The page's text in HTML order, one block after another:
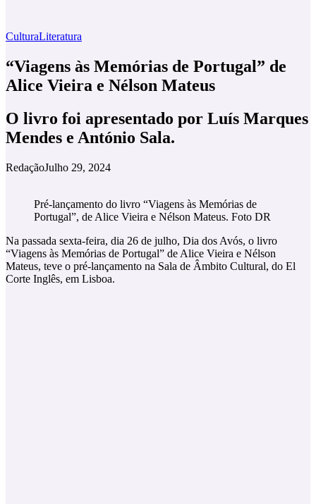
CulturaLiteratura
“Viagens às Memórias de Portugal” de
Alice Vieira e Nélson Mateus
O livro foi apresentado por Luís Marques
Mendes e António Sala.
RedaçãoJulho 29, 2024
Pré-lançamento do livro “Viagens às Memórias de
Portugal”, de Alice Vieira e Nélson Mateus. Foto DR
Na passada sexta-feira, dia 26 de julho, Dia dos Avós, o livro
“Viagens às Memórias de Portugal” de Alice Vieira e Nélson
Mateus, teve o pré-lançamento na Sala de Âmbito Cultural, do El
Corte Inglês, em Lisboa.